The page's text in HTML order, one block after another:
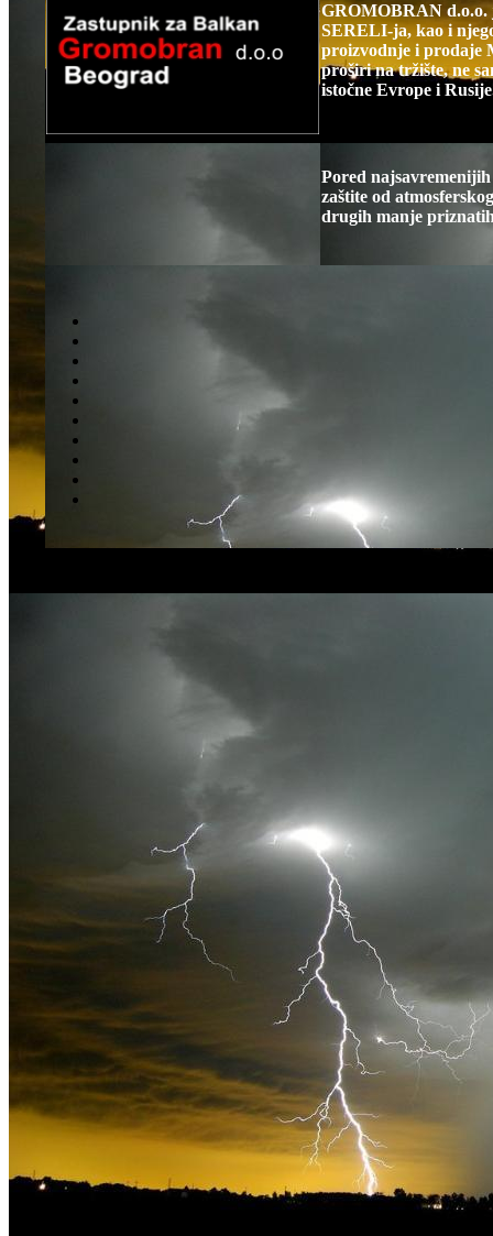
GROMOBRAN d.o.o.
SERELI-ja, kao i
proizvodnje i prodaje
proširi na tržište, ne
istočne Evrope i
Pored
zaštite od
drugih manje